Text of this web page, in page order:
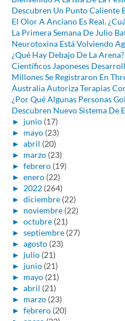
Descubren Un Punto Caliente
El Olor A Anciano Es Real.
La Primera Semana De Julio
Neurotoxina Está Volviendo
¿Qué Hay Debajo De La Arena?
Científicos Japoneses
Millones Se Registraron En
Australia Autoriza Terapias
¿Por Qué Algunas Personas
Descubren Nuevo Sistema De
► junio (17)
► mayo (23)
► abril (20)
► marzo (23)
► febrero (19)
► enero (22)
► 2022 (264)
► diciembre (22)
► noviembre (22)
► octubre (21)
► septiembre (27)
► agosto (23)
► julio (21)
► junio (21)
► mayo (21)
► abril (21)
► marzo (23)
► febrero (20)